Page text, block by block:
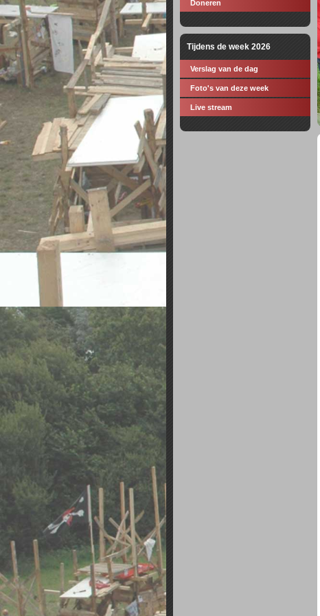
Doneren
Tijdens de week 2026
Verslag van de dag
Foto's van deze week
Live stream